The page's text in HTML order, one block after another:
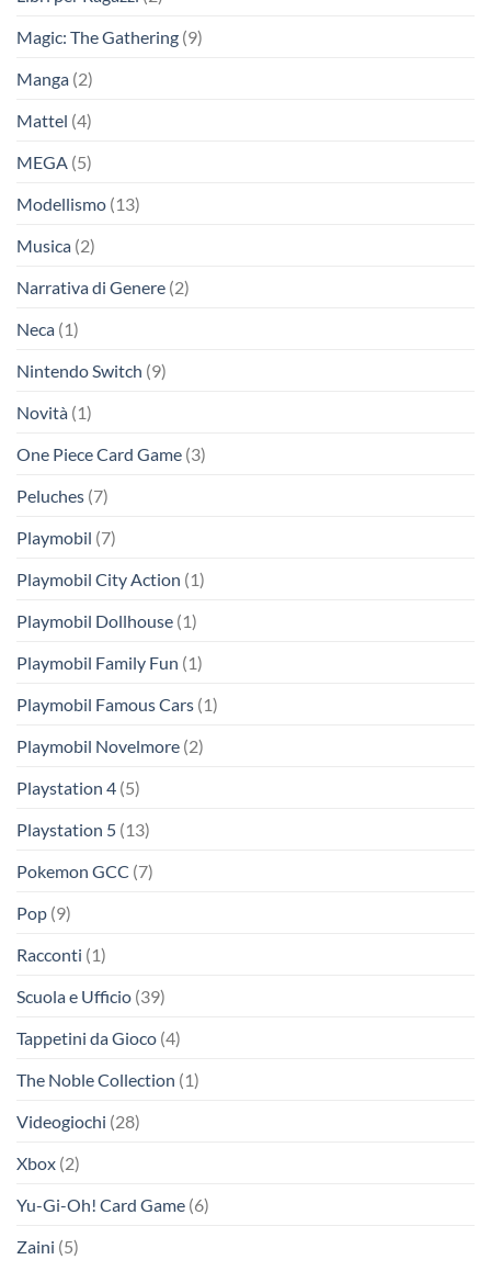
Magic: The Gathering (9)
Manga (2)
Mattel (4)
MEGA (5)
Modellismo (13)
Musica (2)
Narrativa di Genere (2)
Neca (1)
Nintendo Switch (9)
Novità (1)
One Piece Card Game (3)
Peluches (7)
Playmobil (7)
Playmobil City Action (1)
Playmobil Dollhouse (1)
Playmobil Family Fun (1)
Playmobil Famous Cars (1)
Playmobil Novelmore (2)
Playstation 4 (5)
Playstation 5 (13)
Pokemon GCC (7)
Pop (9)
Racconti (1)
Scuola e Ufficio (39)
Tappetini da Gioco (4)
The Noble Collection (1)
Videogiochi (28)
Xbox (2)
Yu-Gi-Oh! Card Game (6)
Zaini (5)